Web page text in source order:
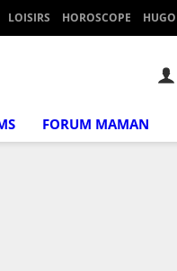
LOISIRS HOROSCOPE HUGO
FORUM MAMAN